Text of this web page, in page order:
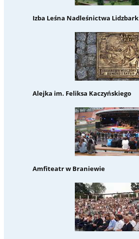
Izba Leśna Nadleśnictwa Lidzbark
Alejka im. Feliksa Kaczyńskiego
Amfiteatr w Braniewie